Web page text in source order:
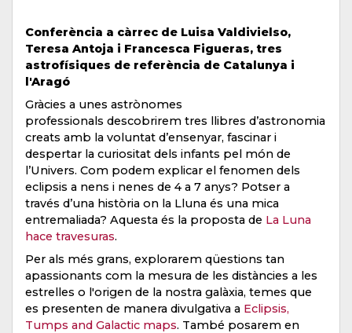
Conferència a càrrec de Luisa Valdivielso,
Teresa Antoja i Francesca Figueras, tres
astrofísiques de referència de Catalunya i
l'Aragó
Gràcies a unes astrònomes
professionals descobrirem tres llibres d’astronomia
creats amb la voluntat d’ensenyar, fascinar i
despertar la curiositat dels infants pel món de
l’Univers. Com podem explicar el fenomen dels
eclipsis a nens i nenes de 4 a 7 anys? Potser a
través d’una història on la Lluna és una mica
entremaliada? Aquesta és la proposta de La Luna
hace travesuras.
Per als més grans, explorarem qüestions tan
apassionants com la mesura de les distàncies a les
estrelles o l'origen de la nostra galàxia, temes que
es presenten de manera divulgativa a Eclipsis,
Tumps and Galactic maps. També posarem en